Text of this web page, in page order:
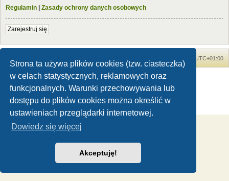
Strona ta używa plików cookies (tzw. ciasteczka)
w celach statystycznych, reklamowych oraz
funkcjonalnych. Warunki przechowywania lub
dostępu do plików cookies można określić w
ustawieniach przeglądarki internetowej.
Dowiedz się więcej
Akceptuję!
Regulamin | Zasady ochrony danych osobowych
Zarejestruj się
UTC+01:00
Dinozaury.com© 2006-2020
Technologię dostarczaphpBB® Forum Software © phpBB Limited
Zasady ochrony danych osobowych|Regulamin